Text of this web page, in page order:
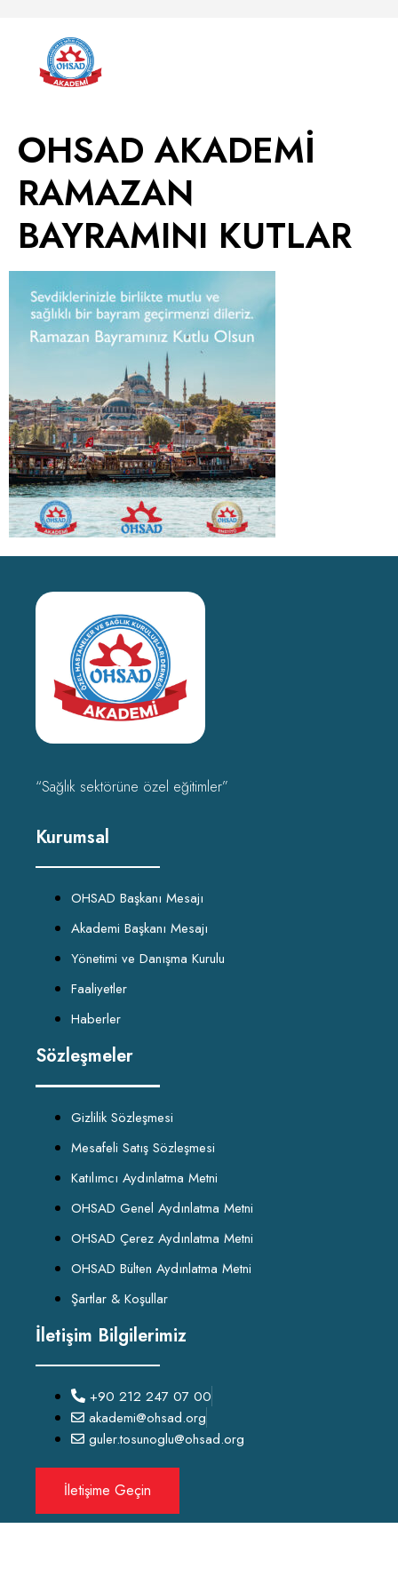
OHSAD AKADEMİ
RAMAZAN
BAYRAMINI KUTLAR
“Sağlık sektörüne özel eğitimler”
Kurumsal
OHSAD Başkanı Mesajı
Akademi Başkanı Mesajı
Yönetimi ve Danışma Kurulu
Faaliyetler
Haberler
Sözleşmeler
Gizlilik Sözleşmesi
Mesafeli Satış Sözleşmesi
Katılımcı Aydınlatma Metni
OHSAD Genel Aydınlatma Metni
OHSAD Çerez Aydınlatma Metni
OHSAD Bülten Aydınlatma Metni
Şartlar & Koşullar
İletişim Bilgilerimiz
+90 212 247 07 00
akademi@ohsad.org
guler.tosunoglu@ohsad.org
İletişime Geçin